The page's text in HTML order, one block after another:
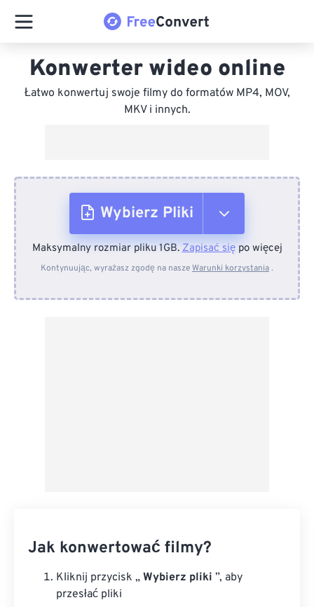
Konwerter wideo online
Łatwo konwertuj swoje filmy do formatów MP4, MOV,
MKV i innych.
Wybierz Pliki
Z urządzenia
Maksymalny rozmiar pliku 1GB.Zapisać siępo więcej
Kontynuując, wyrażasz zgodę na naszeWarunki korzystania.
Jak konwertować filmy?
Kliknij przycisk „ Wybierz pliki ”, aby
przesłać pliki